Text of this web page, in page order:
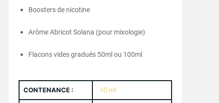
Boosters de nicotine
Arôme Abricot Solana (pour mixologie)
Flacons vides gradués 50ml ou 100ml
CONTENANCE : 10 ml